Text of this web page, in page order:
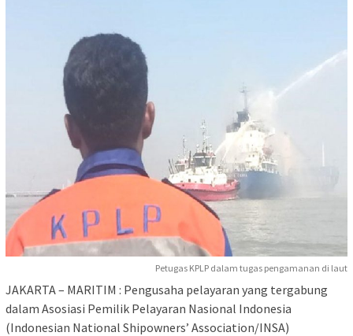
Petugas KPLP dalam tugas pengamanan di laut
JAKARTA – MARITIM : Pengusaha pelayaran yang tergabung
dalam Asosiasi Pemilik Pelayaran Nasional Indonesia
(Indonesian National Shipowners’ Association/INSA)